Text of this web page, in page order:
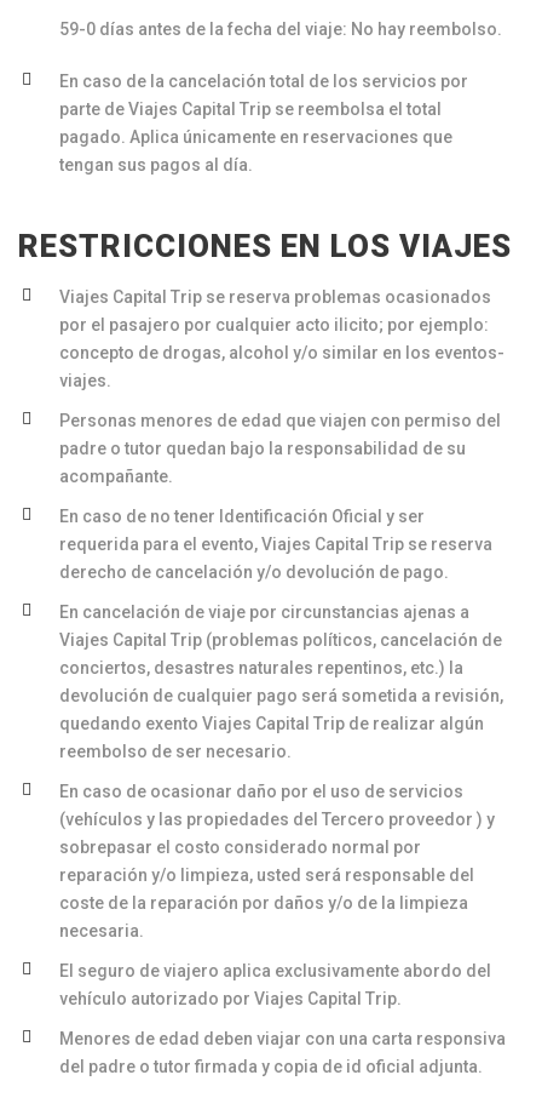
59-0 días antes de la fecha del viaje: No hay reembolso.
En caso de la cancelación total de los servicios por
parte de Viajes Capital Trip se reembolsa el total
pagado. Aplica únicamente en reservaciones que
tengan sus pagos al día.
RESTRICCIONES EN LOS VIAJES
Viajes Capital Trip se reserva problemas ocasionados
por el pasajero por cualquier acto ilicito; por ejemplo:
concepto de drogas, alcohol y/o similar en los eventos-
viajes.
Personas menores de edad que viajen con permiso del
padre o tutor quedan bajo la responsabilidad de su
acompañante.
En caso de no tener Identificación Oficial y ser
requerida para el evento, Viajes Capital Trip se reserva
derecho de cancelación y/o devolución de pago.
En cancelación de viaje por circunstancias ajenas a
Viajes Capital Trip (problemas políticos, cancelación de
conciertos, desastres naturales repentinos, etc.) la
devolución de cualquier pago será sometida a revisión,
quedando exento Viajes Capital Trip de realizar algún
reembolso de ser necesario.
En caso de ocasionar daño por el uso de servicios
(vehículos y las propiedades del Tercero proveedor ) y
sobrepasar el costo considerado normal por
reparación y/o limpieza, usted será responsable del
coste de la reparación por daños y/o de la limpieza
necesaria.
El seguro de viajero aplica exclusivamente abordo del
vehículo autorizado por Viajes Capital Trip.
Menores de edad deben viajar con una carta responsiva
del padre o tutor firmada y copia de id oficial adjunta.